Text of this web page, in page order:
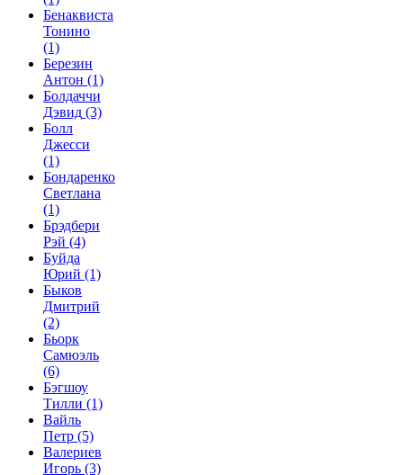
Бенаквиста
Тонино
(1)
Березин
Антон (1)
Болдаччи
Дэвид (3)
Болл
Джесси
(1)
Бондаренко
Светлана
(1)
Брэдбери
Рэй (4)
Буйда
Юрий (1)
Быков
Дмитрий
(2)
Бьорк
Самюэль
(6)
Бэгшоу
Тилли (1)
Вайль
Петр (5)
Валериев
Игорь (3)